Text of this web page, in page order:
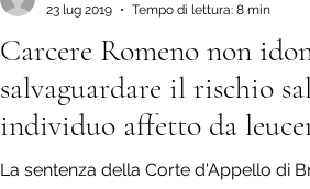
Carcere Romeno non
salvaguardare il rischio
individuo affetto da
La sentenza della Corte d'Appello di
23 lug 2019
Tempo di lettura: 8 min